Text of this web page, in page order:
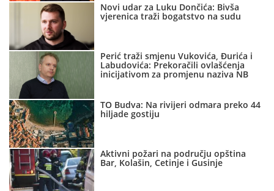
Novi udar za Luku Dončića: Bivša
vjerenica traži bogatstvo na sudu
Perić traži smjenu Vukovića, Đurića i
Labudovića: Prekoračili ovlašćenja
inicijativom za promjenu naziva NB
TO Budva: Na rivijeri odmara preko 44
hiljade gostiju
Aktivni požari na području opština
Bar, Kolašin, Cetinje i Gusinje